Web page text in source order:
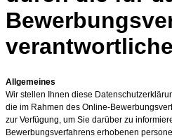
Allgemeines
Wir stellen Ihnen diese
die im Rahmen des Online-
zur Verfügung, um Sie darüber zu
Bewerbungsverfahrens erhobenen